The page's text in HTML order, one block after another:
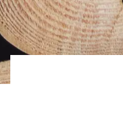
informacija